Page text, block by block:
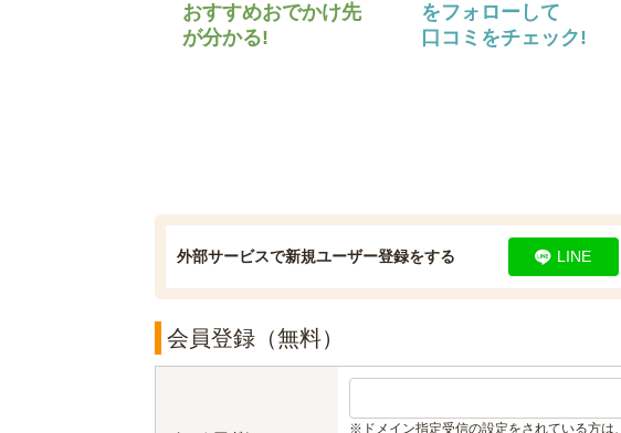
おすすめおでかけ先
が分かる!
をフォローして
口コミをチェック!
外部サービスで新規ユーザー登録をする LINE
会員登録（無料）
※ドメイン指定受信の設定をされている方は、